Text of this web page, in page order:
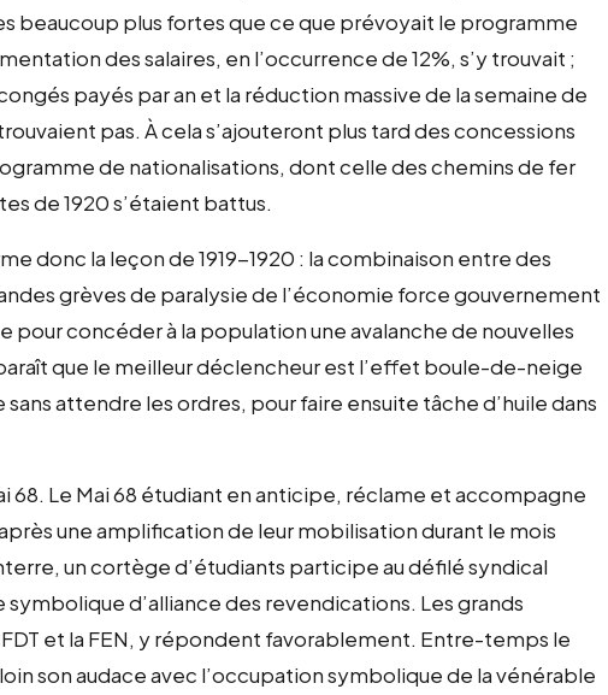
beaucoup plus fortes que ce que prévoyait le programme
des salaires, en l’occurrence de 12%, s’y trouvait ;
payés par an et la réduction massive de la semaine de
pas. À cela s’ajouteront plus tard des concessions
de nationalisations, dont celle des chemins de fer
de 1920 s’étaient battus.
donc la leçon de 1919-1920 : la combinaison entre des
grèves de paralysie de l’économie force gouvernement
pour concéder à la population une avalanche de nouvelles
que le meilleur déclencheur est l’effet boule-de-neige
attendre les ordres, pour faire ensuite tâche d’huile dans
68. Le Mai 68 étudiant en anticipe, réclame et accompagne
une amplification de leur mobilisation durant le mois
un cortège d’étudiants participe au défilé syndical
symbolique d’alliance des revendications. Les grands
et la FEN, y répondent favorablement. Entre-temps le
son audace avec l’occupation symbolique de la vénérable